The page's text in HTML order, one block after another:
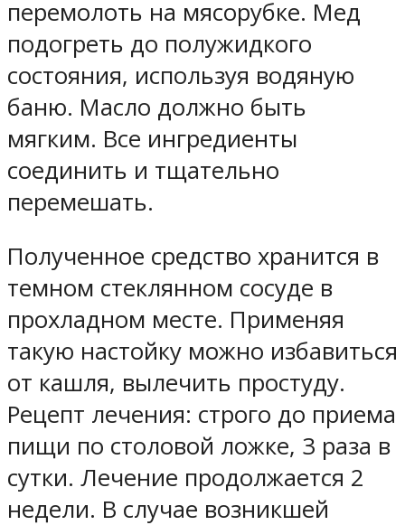
перемолоть на мясорубке. Мед
подогреть до полужидкого
состояния, используя водяную
баню. Масло должно быть
мягким. Все ингредиенты
соединить и тщательно
перемешать.
Полученное средство хранится в
темном стеклянном сосуде в
прохладном месте. Применяя
такую настойку можно избавиться
от кашля, вылечить простуду.
Рецепт лечения: строго до приема
пищи по столовой ложке, 3 раза в
сутки. Лечение продолжается 2
недели. В случае возникшей